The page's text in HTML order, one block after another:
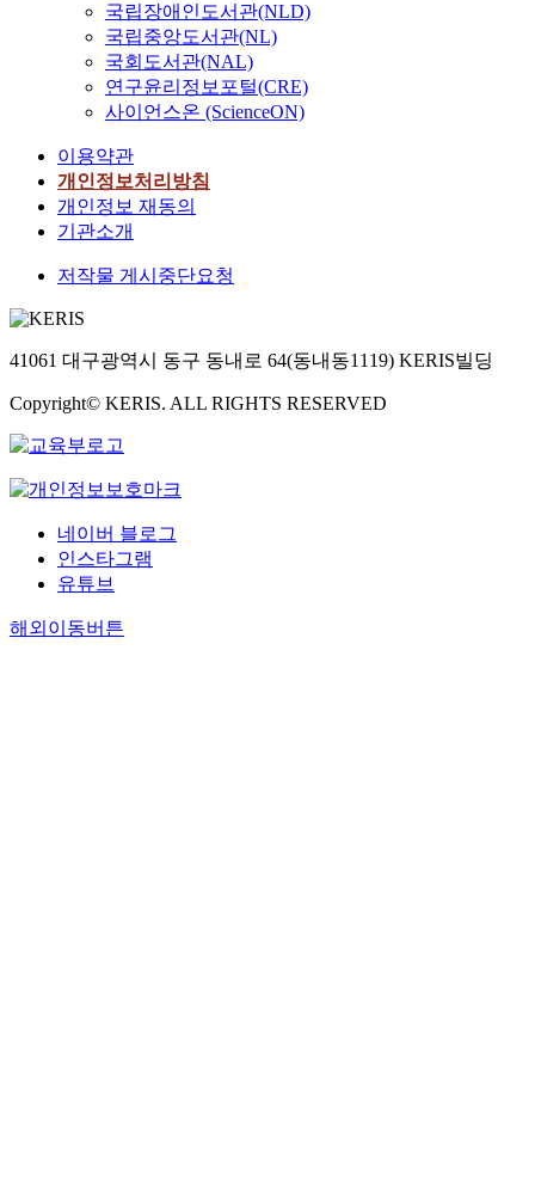
국립장애인도서관(NLD)
국립중앙도서관(NL)
국회도서관(NAL)
연구윤리정보포털(CRE)
사이언스온 (ScienceON)
이용약관
개인정보처리방침
개인정보 재동의
기관소개
저작물 게시중단요청
41061 대구광역시 동구 동내로 64(동내동1119) KERIS빌딩
Copyright© KERIS. ALL RIGHTS RESERVED
네이버 블로그
인스타그램
유튜브
해외이동버튼